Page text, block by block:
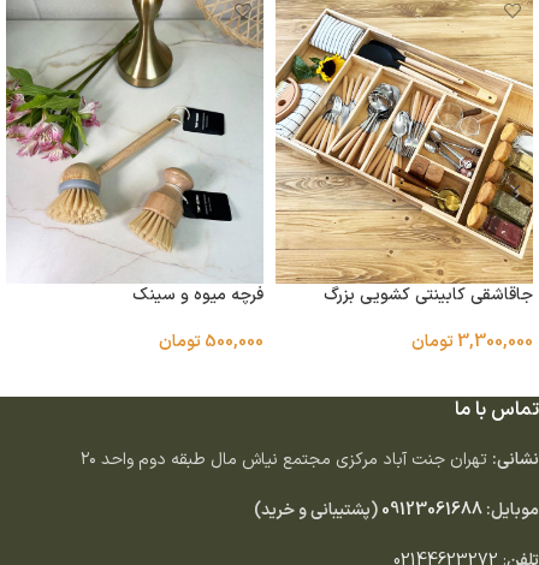
جاقاشقی کابینتی کشویی بزرگ
3,300,000تومان
فرچه میوه و سینک
500,000تومان
تماس با ما
نشانی: تهران جنت آباد مركزى مجتمع نياش مال طبقه دوم واحد ٢٠
موبایل:09123061688(پشتیبانی و خرید)